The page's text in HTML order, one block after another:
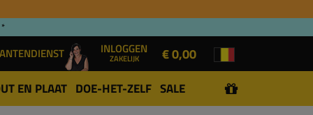
INLOGGEN
ZAKELIJK € 0,00
EN PLAAT DOE-HET-ZELF SALE